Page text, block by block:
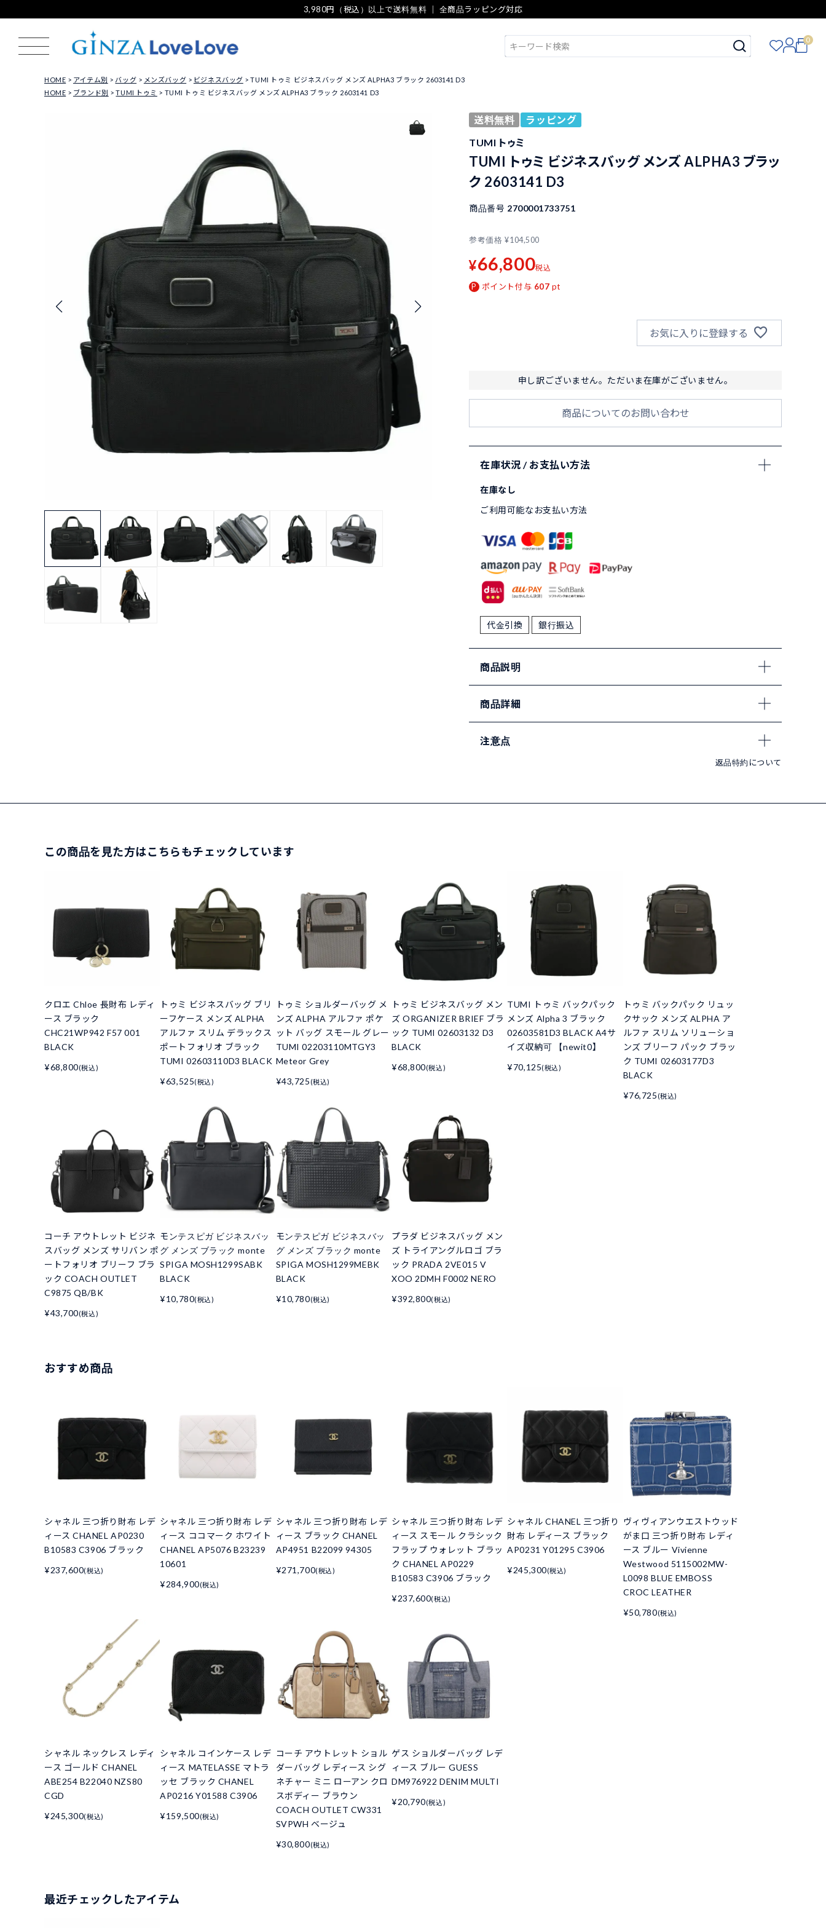
3,980円（税込）以上で送料無料 ｜ 全商品ラッピング対応
0
HOME アイテム別 バッグ メンズバッグ ビジネスバッグ
TUMI トゥミ ビジネスバッグ メンズ ALPHA3 ブラック 2603141 D3
HOME
ブランド別 TUMI トゥミ TUMI トゥミ ビジネスバッグ メンズ ALPHA3 ブラック 2603141 D3
送料無料
ラッピング
TUMI トゥミ
TUMI トゥミ ビジネスバッグ メンズ ALPHA3 ブラッ
ク 2603141 D3
商品番号 2700001733751
参考価格 ¥104,500
¥66,800税込
ポイント付与 607 pt
お気に入りに登録する
申し訳ございません。ただいま在庫がございません。
商品についてのお問い合わせ
在庫状況 / お支払い方法
在庫なし
ご利用可能なお支払い方法
代金引換 銀行振込
商品説明
商品詳細
注意点
返品特約について
この商品を見た方はこちらもチェックしています
クロエ Chloe 長財布 レディ
ース ブラック
CHC21WP942 F57 001
BLACK
¥68,800(税込)
トゥミ ビジネスバッグ ブリ
ーフケース メンズ ALPHA
アルファ スリム デラックス
ポートフォリオ ブラック
TUMI 02603110D3 BLACK
¥63,525(税込)
トゥミ ショルダーバッグ メ
ンズ ALPHA アルファ ポケ
ット バッグ スモール グレー
TUMI 02203110MTGY3
Meteor Grey
¥43,725 (税込)
トゥミ ビジネスバッグ メン
ズ ORGANIZER BRIEF ブラ
ック TUMI 02603132 D3
BLACK
¥68,800(税込)
TUMI トゥミ バックパック
メンズ Alpha 3 ブラック
02603581D3 BLACK A4サ
イズ収納可 【newit0】
¥70,125(税込)
トゥミ バックパック リュッ
クサック メンズ ALPHA ア
ルファ スリム ソリューショ
ンズ ブリーフ パック ブラッ
ク TUMI 02603177D3
BLACK
¥76,725 (税込)
コーチ アウトレット ビジネ
スバッグ メンズ サリバン ポ
ートフォリオ ブリーフ ブラ
ック COACH OUTLET
C9875 QB/BK
¥43,700(税込)
モンテスピガ ビジネスバッ
グ メンズ ブラック monte
SPIGA MOSH1299SABK
BLACK
¥10,780(税込)
モンテスピガ ビジネスバッ
グ メンズ ブラック monte
SPIGA MOSH1299MEBK
BLACK
¥10,780(税込)
プラダ ビジネスバッグ メン
ズ トライアングルロゴ ブラ
ック PRADA 2VE015 V
XOO 2DMH F0002 NERO
¥392,800(税込)
おすすめ商品
シャネル 三つ折り財布 レデ
ィース CHANEL AP0230
B10583 C3906 ブラック
¥237,600(税込)
シャネル 三つ折り財布 レデ
ィース ココマーク ホワイト
CHANEL AP5076 B23239
10601
¥284,900(税込)
シャネル 三つ折り財布 レデ
ィース ブラック CHANEL
AP4951 B22099 94305
¥271,700(税込)
シャネル 三つ折り財布 レデ
ィース スモール クラシック
フラップ ウォレット ブラッ
ク CHANEL AP0229
B10583 C3906 ブラック
¥237,600(税込)
シャネル CHANEL 三つ折り
財布 レディース ブラック
AP0231 Y01295 C3906
¥245,300(税込)
ヴィヴィアンウエストウッド
がま口 三つ折り財布 レディ
ース ブルー Vivienne
Westwood 5115002MW-
L0098 BLUE EMBOSS
CROC LEATHER
¥50,780(税込)
シャネル ネックレス レディ
ース ゴールド CHANEL
ABE254 B22040 NZS80
CGD
¥245,300(税込)
シャネル コインケース レデ
ィース MATELASSE マトラ
ッセ ブラック CHANEL
AP0216 Y01588 C3906
¥159,500(税込)
コーチ アウトレット ショル
ダーバッグ レディース シグ
ネチャー ミニ ローアン クロ
スボディー ブラウン
COACH OUTLET CW331
SVPWH ベージュ
¥30,800(税込)
ゲス ショルダーバッグ レデ
ィース ブルー GUESS
DM976922 DENIM MULTI
¥20,790(税込)
最近チェックしたアイテム